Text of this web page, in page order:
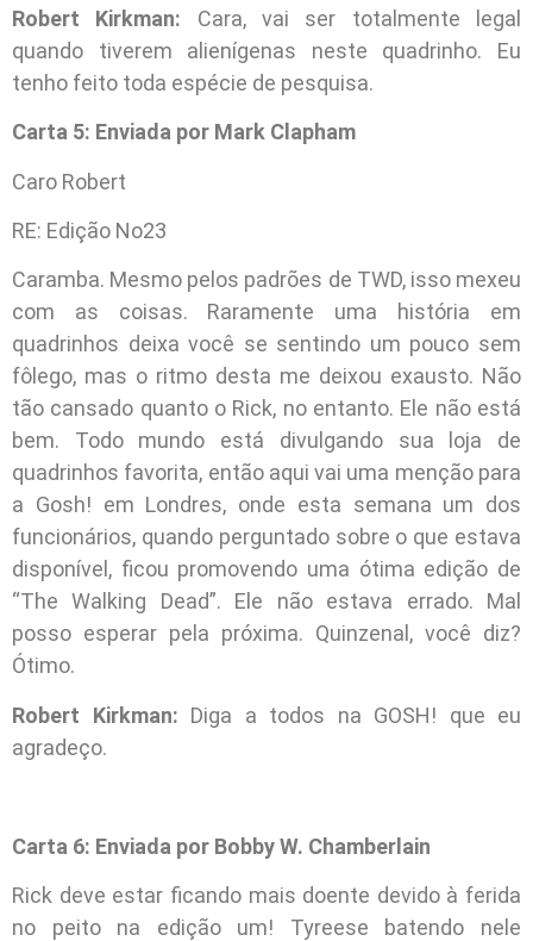
Robert Kirkman: Cara, vai ser totalmente legal
quando tiverem alienígenas neste quadrinho. Eu
tenho feito toda espécie de pesquisa.
Carta 5: Enviada por Mark Clapham
Caro Robert
RE: Edição No23
Caramba. Mesmo pelos padrões de TWD, isso mexeu
com as coisas. Raramente uma história em
quadrinhos deixa você se sentindo um pouco sem
fôlego, mas o ritmo desta me deixou exausto. Não
tão cansado quanto o Rick, no entanto. Ele não está
bem. Todo mundo está divulgando sua loja de
quadrinhos favorita, então aqui vai uma menção para
a Gosh! em Londres, onde esta semana um dos
funcionários, quando perguntado sobre o que estava
disponível, ficou promovendo uma ótima edição de
“The Walking Dead”. Ele não estava errado. Mal
posso esperar pela próxima. Quinzenal, você diz?
Ótimo.
Robert Kirkman: Diga a todos na GOSH! que eu
agradeço.
Carta 6: Enviada por Bobby W. Chamberlain
Rick deve estar ficando mais doente devido à ferida
no peito na edição um! Tyreese batendo nele